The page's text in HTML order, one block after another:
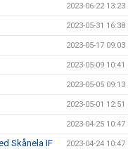
2023-06-22 13:23
2023-05-31 16:38
2023-05-17 09:03
2023-05-09 10:41
2023-05-05 09:13
2023-05-01 12:51
2023-04-25 10:47
Skånela IF 2023-04-24 10:47